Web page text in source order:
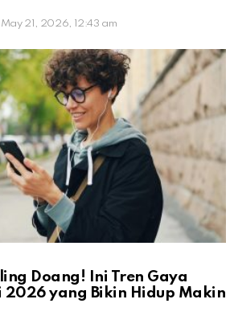
May 21, 2026, 12:43 am
Doang! Ini Tren Gaya
2026 yang Bikin Hidup Makin